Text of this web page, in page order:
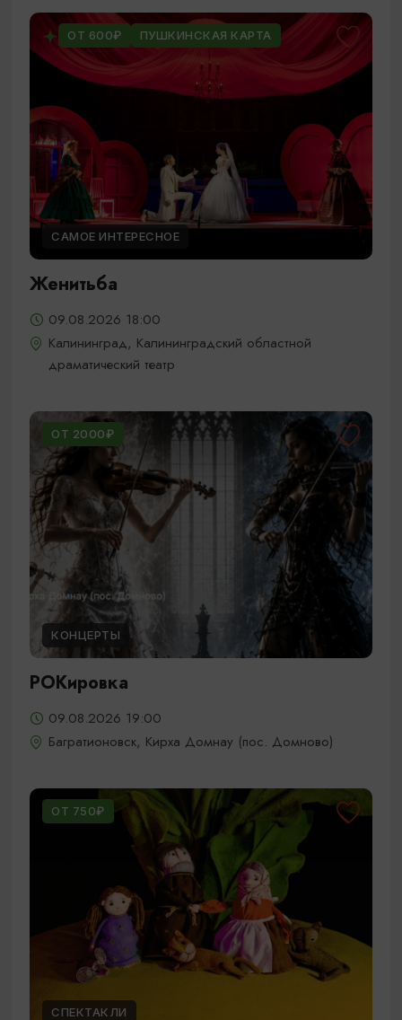
ОТ 600₽ ПУШКИНСКАЯ КАРТА
САМОЕ ИНТЕРЕСНОЕ
Женитьба
09.08.2026 18:00
Калининград, Калининградский областной
драматический театр
ОТ 2000₽
КОНЦЕРТЫ
РОКировка
09.08.2026 19:00
Багратионовск, Кирха Домнау (пос. Домново)
ОТ 750₽
СПЕКТАКЛИ